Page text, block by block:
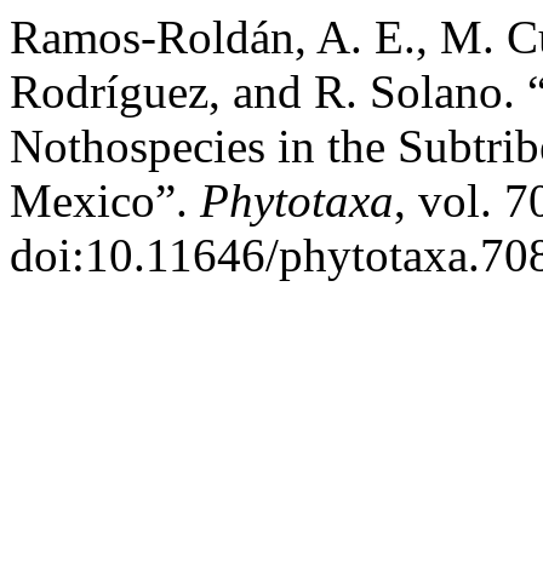
Ramos-Roldán, A. E., M.
Rodríguez, and R. Solano.
Nothospecies in the
Mexico”. Phytotaxa, vol.
doi:10.11646/